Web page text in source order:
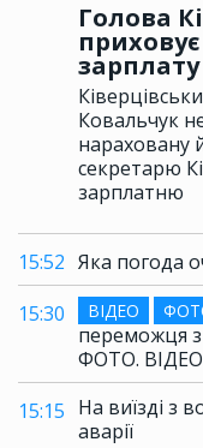
Голова
зарплату
Ковальчук
нараховану
секретарю
зарплатню
15:52 Яка погода
15:30
ВІДЕО
переможця з
ФОТО. ВІДЕО
15:15 На виїзді з
аварії